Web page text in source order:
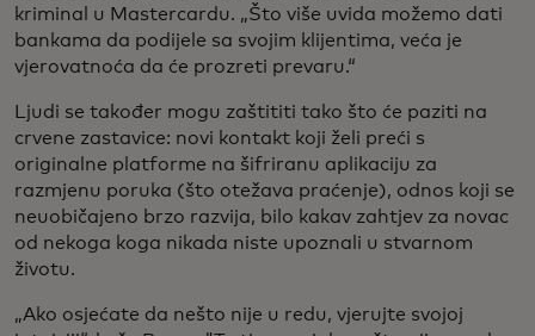
kriminal u Mastercardu. „Što više uvida možemo dati
bankama da podijele sa svojim klijentima, veća je
vjerovatnoća da će prozreti prevaru.“
Ljudi se također mogu zaštititi tako što će paziti na
crvene zastavice: novi kontakt koji želi preći s
originalne platforme na šifriranu aplikaciju za
razmjenu poruka (što otežava praćenje), odnos koji se
neuobičajeno brzo razvija, bilo kakav zahtjev za novac
od nekoga koga nikada niste upoznali u stvarnom
životu.
„Ako osjećate da nešto nije u redu, vjerujte svojoj